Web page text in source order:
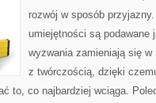
rozwój w sposób
umiejętności są podawane
wyzwania zamieniają się w
z twórczością, dzięki
to, co najbardziej wciąga.